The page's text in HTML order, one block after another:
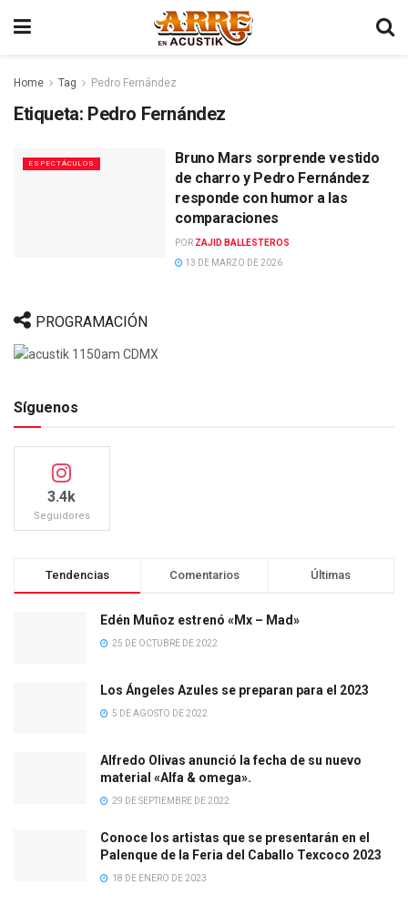
Home Tag Pedro Fernández
Etiqueta: Pedro Fernández
ESPECTÁCULOS
Bruno Mars sorprende vestido
de charro y Pedro Fernández
responde con humor a las
comparaciones
POR ZAJID BALLESTEROS
13 DE MARZO DE 2026
PROGRAMACIÓN
Síguenos
3.4k
Seguidores
Tendencias Comentarios Últimas
Edén Muñoz estrenó «Mx – Mad»
25 DE OCTUBRE DE 2022
Los Ángeles Azules se preparan para el 2023
5 DE AGOSTO DE 2022
Alfredo Olivas anunció la fecha de su nuevo
material «Alfa & omega».
29 DE SEPTIEMBRE DE 2022
Conoce los artistas que se presentarán en el
Palenque de la Feria del Caballo Texcoco 2023
18 DE ENERO DE 2023